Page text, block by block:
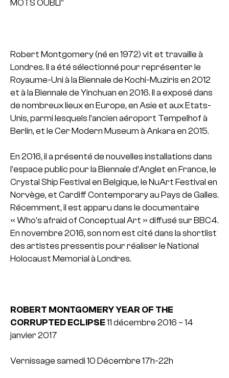
MOTS OUBLI”
Robert Montgomery (né en 1972) vit et travaille à
Londres. Il a été sélectionné pour représenter le
Royaume-Uni à la Biennale de Kochi-Muziris en 2012
et à la Biennale de Yinchuan en 2016. Il a exposé dans
de nombreux lieux en Europe, en Asie et aux Etats-
Unis, parmi lesquels l’ancien aéroport Tempelhof à
Berlin, et le Cer Modern Museum à Ankara en 2015.
En 2016, il a présenté de nouvelles installations dans
l’espace public pour la Biennale d’Anglet en France, le
Crystal Ship Festival en Belgique, le NuArt Festival en
Norvège, et Cardiff Contemporary au Pays de Galles.
Récemment, il est apparu dans le documentaire
« Who’s afraid of Conceptual Art » diffusé sur BBC4.
En novembre 2016, son nom est cité dans la shortlist
des artistes pressentis pour réaliser le National
Holocaust Memorial à Londres.
ROBERT MONTGOMERYYEAR OF THE
CORRUPTED ECLIPSE 11 décembre 2016 – 14
janvier 2017
Vernissage samedi 10 Décembre 17h-22h